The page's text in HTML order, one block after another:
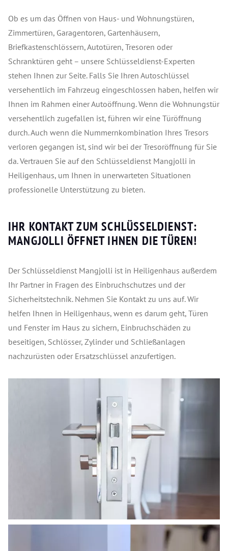
Ob es um das Öffnen von Haus- und Wohnungstüren,
Zimmertüren, Garagentoren, Gartenhäusern,
Briefkastenschlössern, Autotüren, Tresoren oder
Schranktüren geht – unsere Schlüsseldienst-Experten
stehen Ihnen zur Seite. Falls Sie Ihren Autoschlüssel
versehentlich im Fahrzeug eingeschlossen haben, helfen wir
Ihnen im Rahmen einer Autoöffnung. Wenn die Wohnungstür
versehentlich zugefallen ist, führen wir eine Türöffnung
durch. Auch wenn die Nummernkombination Ihres Tresors
verloren gegangen ist, sind wir bei der Tresoröffnung für Sie
da. Vertrauen Sie auf den Schlüsseldienst Mangjolli in
Heiligenhaus, um Ihnen in unerwarteten Situationen
professionelle Unterstützung zu bieten.
IHR KONTAKT ZUM SCHLÜSSELDIENST:
MANGJOLLI ÖFFNET IHNEN DIE TÜREN!
Der Schlüsseldienst Mangjolli ist in Heiligenhaus außerdem
Ihr Partner in Fragen des Einbruchschutzes und der
Sicherheitstechnik. Nehmen Sie Kontakt zu uns auf. Wir
helfen Ihnen in Heiligenhaus, wenn es darum geht, Türen
und Fenster im Haus zu sichern, Einbruchschäden zu
beseitigen, Schlösser, Zylinder und Schließanlagen
nachzurüsten oder Ersatzschlüssel anzufertigen.